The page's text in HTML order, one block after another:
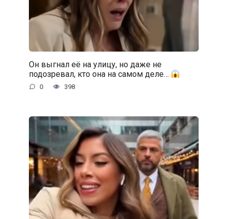
Он выгнал её на улицу, но даже не
подозревал, кто она на самом деле…
0 398